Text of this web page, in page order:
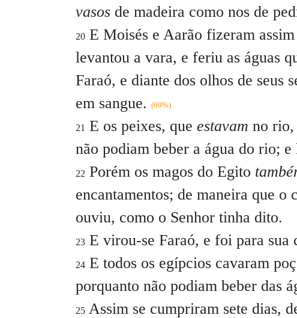
vasos de madeira como nos de
20 E Moisés e Aarão fizeram
levantou a vara, e feriu as águas
Faraó, e diante dos olhos de seus
em sangue. (69%)
21 E os peixes, que estavam no rio,
não podiam beber a água do rio;
22 Porém os magos do Egito
encantamentos; de maneira que o
ouviu, como o Senhor tinha dito.
23 E virou-se Faraó, e foi para sua
24 E todos os egípcios cavaram
porquanto não podiam beber das
25 Assim se cumpriram sete dias,